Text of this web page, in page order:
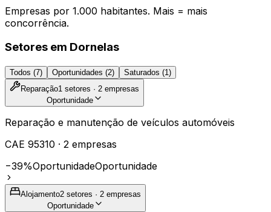
Empresas por 1.000 habitantes. Mais = mais
concorrência.
Setores em Dornelas
Todos (7) Oportunidades (2) Saturados (1)
Reparação1 setores · 2 empresas
Oportunidade
Reparação e manutenção de veículos automóveis
CAE 95310 · 2 empresas
−39%OportunidadeOportunidade
Alojamento2 setores · 2 empresas
Oportunidade